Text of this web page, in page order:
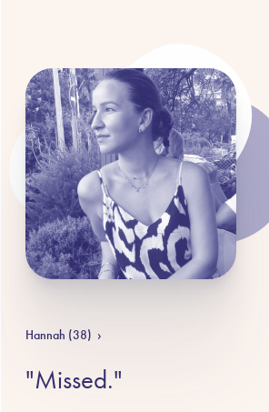
Hannah (38) ›
"Missed."